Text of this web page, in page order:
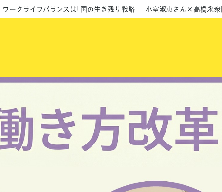
ワークライフバランスは「国の生き残り戦略」 小室淑恵さん×高橋永